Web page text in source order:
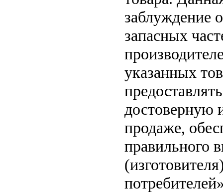
заблуждение
запасных
указанных
достоверную
продаже,
правильного